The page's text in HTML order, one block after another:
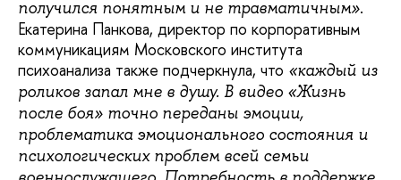
получился понятным и не травматичным».
Екатерина Панкова, директор по корпоративным
коммуникациям Московского института
психоанализа также подчеркнула, что «каждый из
роликов запал мне в душу. В видео «Жизнь
после боя» точно переданы эмоции,
проблематика эмоционального состояния и
психологических проблем всей семьи